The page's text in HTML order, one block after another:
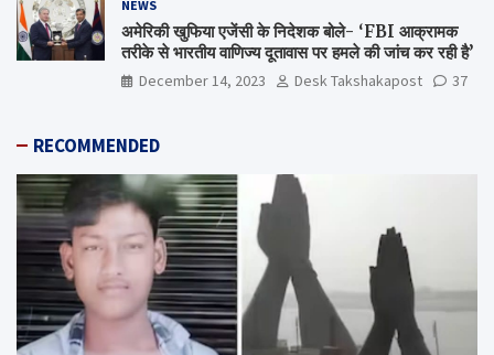
NEWS
अमेरिकी खुफिया एजेंसी के निदेशक बोले- ‘FBI आक्रामक
तरीके से भारतीय वाणिज्य दूतावास पर हमले की जांच कर रही है’
December 14, 2023 Desk Takshakapost 37
RECOMMENDED